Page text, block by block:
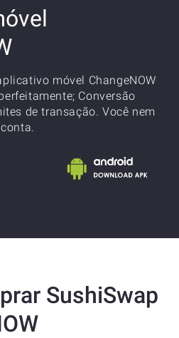
móvel ChangeNOW
Conversão
de transação. Você nem
SushiSwap